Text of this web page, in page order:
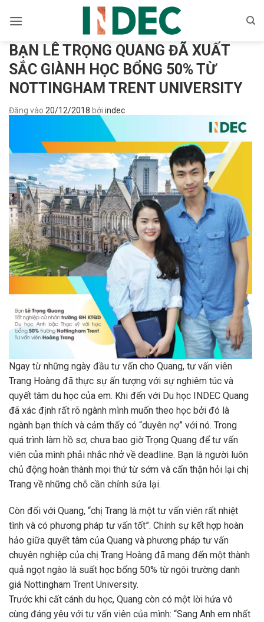
qua
dungBẠN LÊ TRỌNG QUANG ĐÃ XUẤT
SẮC GIÀNH HỌC BỔNG 50% TỪ
NOTTINGHAM TRENT UNIVERSITY
Đăng vào 20/12/2018 bởi indec
Ngay từ những ngày đầu tư vấn cho Quang, tư vấn viên
Trang Hoàng đã thực sự ấn tượng với sự nghiêm túc và
quyết tâm du học của em. Khi đến với Du học INDEC Quang
đã xác định rất rõ ngành mình muốn theo học bởi đó là
ngành bạn thích và cảm thấy có “duyên nợ” với nó. Trong
quá trình làm hồ sơ, chưa bao giờ Trọng Quang để tư vấn
viên của mình phải nhắc nhở về deadline. Bạn là người luôn
chủ động hoàn thành mọi thứ từ sớm và cẩn thận hỏi lại chị
Trang về những chỗ cần chỉnh sửa lại.
Còn đối với Quang, “chị Trang là một tư vấn viên rất nhiệt
tình và có phương pháp tư vấn tốt”. Chính sự kết hợp hoàn
hảo giữa quyết tâm của Quang và phương pháp tư vấn
chuyên nghiệp của chị Trang Hoàng đã mang đến một thành
quả ngọt ngào là suất học bổng 50% từ ngôi trường danh
giá Nottingham Trent University.
Trước khi cất cánh du học, Quang còn có một lời hứa vô
cùng đáng yêu với tư vấn viên của mình: “Sang Anh em nhất